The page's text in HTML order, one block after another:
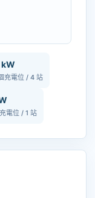
充電位 / 4 站
電位 / 1 站